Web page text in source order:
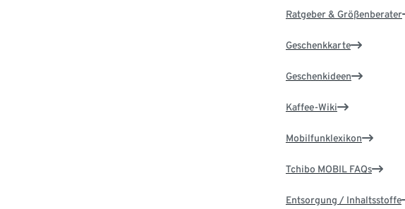
Ratgeber & Größenberater
Geschenkkarte
Geschenkideen
Kaffee-Wiki
Mobilfunklexikon
Tchibo MOBIL FAQs
Entsorgung / Inhaltsstoffe